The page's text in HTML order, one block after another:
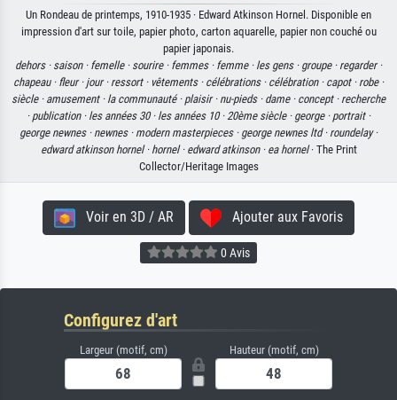
Un Rondeau de printemps, 1910-1935 · Edward Atkinson Hornel. Disponible en
impression d'art sur toile, papier photo, carton aquarelle, papier non couché ou
papier japonais.
dehors · saison · femelle · sourire · femmes · femme · les gens · groupe · regarder ·
chapeau · fleur · jour · ressort · vêtements · célébrations · célébration · capot · robe ·
siècle · amusement · la communauté · plaisir · nu-pieds · dame · concept · recherche
· publication · les années 30 · les années 10 · 20ème siècle · george · portrait ·
george newnes · newnes · modern masterpieces · george newnes ltd · roundelay ·
edward atkinson hornel · hornel · edward atkinson · ea hornel· The Print
Collector/Heritage Images
Voir en 3D / AR Ajouter aux Favoris
0 Avis
Configurez d'art
Largeur (motif, cm) Hauteur (motif, cm)